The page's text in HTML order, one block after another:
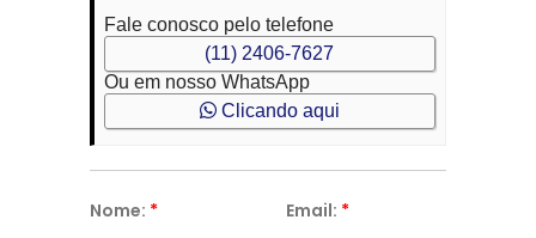
Fale conosco pelo telefone
(11) 2406-7627
Ou em nosso WhatsApp
Clicando aqui
Nome: * Email: *